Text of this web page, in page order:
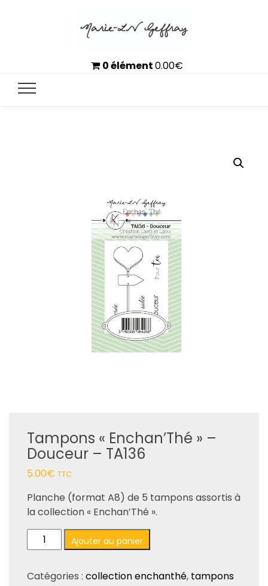
0 élément0.00€
Tampons « Enchan’Thé » –
Douceur – TA136
5.00€ TTC
Planche (format A8) de 5 tampons assortis à
la collection « Enchan’Thé ».
quantité
de
«
Ajouter au panier
Catégories : collection enchanthé, tampons